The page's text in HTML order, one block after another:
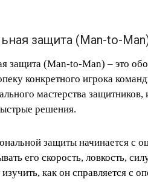
защита (Man-to-
защита (Man-to-Man) – это
конкретного игрока
мастерства
решения.
защиты начинается с
его скорость, ловкость,
как он справляется с